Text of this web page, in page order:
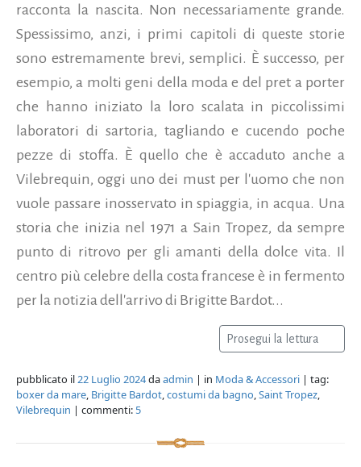
racconta la nascita. Non necessariamente grande.
Spessissimo, anzi, i primi capitoli di queste storie
sono estremamente brevi, semplici. È successo, per
esempio, a molti geni della moda e del pret a porter
che hanno iniziato la loro scalata in piccolissimi
laboratori di sartoria, tagliando e cucendo poche
pezze di stoffa. È quello che è accaduto anche a
Vilebrequin, oggi uno dei must per l'uomo che non
vuole passare inosservato in spiaggia, in acqua. Una
storia che inizia nel 1971 a Sain Tropez, da sempre
punto di ritrovo per gli amanti della dolce vita. Il
centro più celebre della costa francese è in fermento
per la notizia dell'arrivo di Brigitte Bardot...
Prosegui la lettura
pubblicato il22 Luglio 2024daadmin | in Moda & Accessori | tag:
boxer da mare, Brigitte Bardot,costumi da bagno,Saint Tropez,
Vilebrequin | commenti: 5